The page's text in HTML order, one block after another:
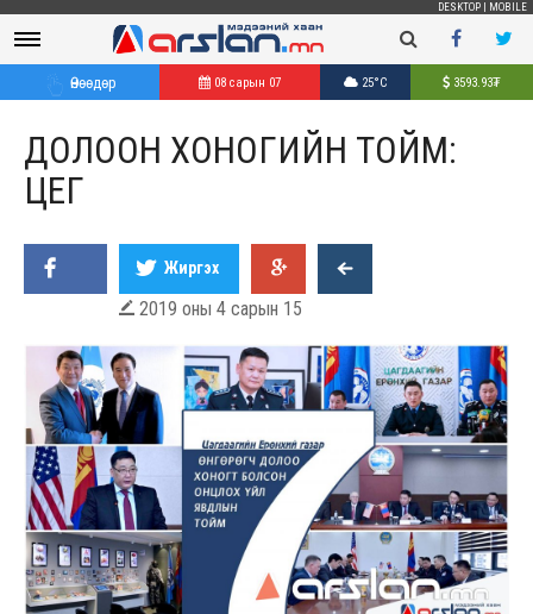
DESKTOP MOBILE
Өнөөдөр 08 сарын 07 25°C 3593.93₮
ДОЛООН ХОНОГИЙН ТОЙМ:
ЦЕГ
Жиргэх
 2019 оны 4 сарын 15